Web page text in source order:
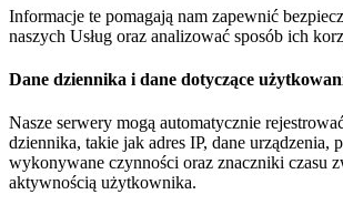
Informacje te pomagają nam zapewnić
naszych Usług oraz analizować sposób ich
Dane dziennika i dane dotyczące
Nasze serwery mogą automatycznie
dziennika, takie jak adres IP, dane urządzenia,
wykonywane czynności oraz znaczniki czasu
aktywnością użytkownika.